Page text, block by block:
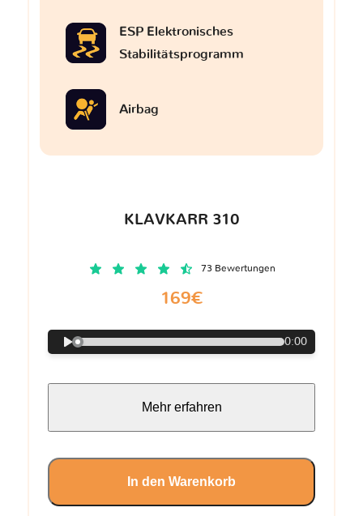
ESP Elektronisches
Stabilitätsprogramm
Airbag
KLAVKARR 310
73 Bewertungen
169€
0:00
Mehr erfahren
In den Warenkorb